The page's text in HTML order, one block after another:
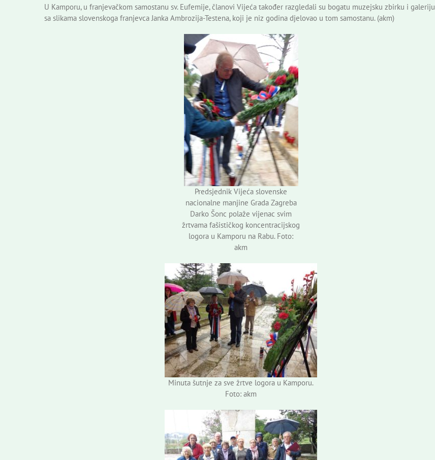
U Kamporu, u franjevačkom samostanu sv. Eufemije, članovi Vijeća također razgledali su bogatu muzejsku zbirku i galeriju
sa slikama slovenskoga franjevca Janka Ambrozija-Testena, koji je niz godina djelovao u tom samostanu. (akm)
Predsjednik Vijeća slovenske
nacionalne manjine Grada Zagreba
Darko Šonc polaže vijenac svim
žrtvama fašističkog koncentracijskog
logora u Kamporu na Rabu. Foto:
akm
Minuta šutnje za sve žrtve logora u Kamporu.
Foto: akm